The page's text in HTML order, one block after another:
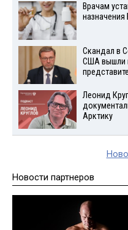
Врачам
Скандал в
США вышли
Леонид
Арктику
Новости партнеров